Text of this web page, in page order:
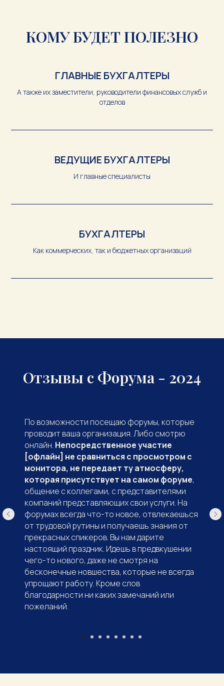
КОМУ БУДЕТ ПОЛЕЗНО
ГЛАВНЫЕ БУХГАЛТЕРЫ
А также их заместители, руководители финансовых служб и
отделов
ВЕДУЩИЕ БУХГАЛТЕРЫ
И главные специалисты
БУХГАЛТЕРЫ
Как коммерческих, так и бюджетных организаций
Отзывы с Форума - 2024
По возможности посещаю форумы, которые
проводит ваша организация. Либо смотрю
онлайн. Непосредственное участие
[офлайн] не сравниться с просмотром с
монитора, не передает ту атмосферу,
которая присутствует на самом форуме,
общение с коллегами, с представителями
компаний представляющих свои услуги. На
форумах всегда что-то новое, отвлекаешься
от трудовой рутины и получаешь знания от
прекрасных спикеров. Вы нам дарите
настоящий праздник. Идешь в предвкушении
чего-то нового, даже не смотря на
бесконечные новшества, которые не всегда
упрощают работу. Кроме слов
благодарности ни каких замечаний или
пожеланий.